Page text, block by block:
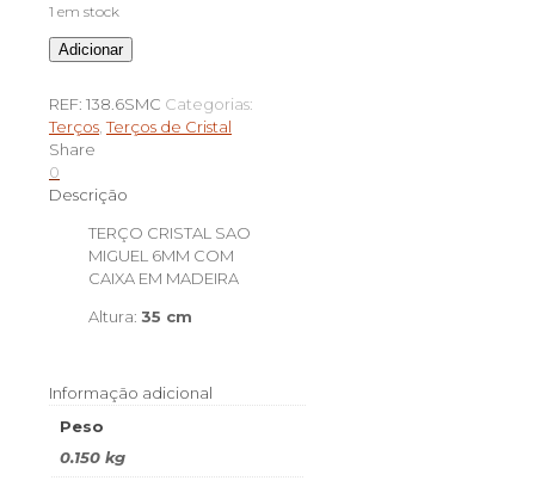
1 em stock
Quantidade
de
CRISTAL
SAO
MIGUEL
6MM
COM
CAIXA
Adicionar
REF: 138.6SMC Categorias:
Terços ,Terços de Cristal
Share
0
Descrição
TERÇO CRISTAL SAO
MIGUEL 6MM COM
CAIXA EM MADEIRA
Altura: 35 cm
Informação adicional
Peso
0.150 kg